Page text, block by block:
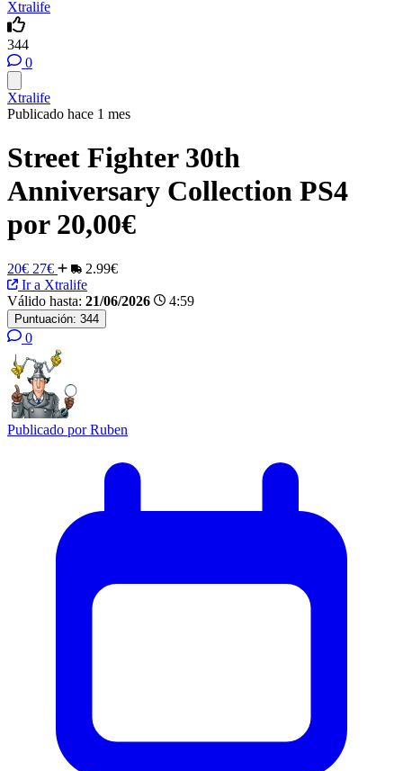
Xtralife
344
0
Xtralife
Publicado hace 1 mes
Street Fighter 30th
Anniversary Collection PS4
por 20,00€
20€ 27€
2.99€
Ir a Xtralife
Válido hasta: 21/06/2026 4:59
Puntuación: 344
0
Publicado porRuben